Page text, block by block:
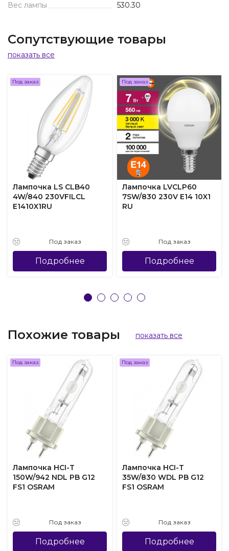
Вес лампы
530.30
Сопутствующие товары
показать все
Под заказ
Лампочка LS CLB40
4W/840 230VFILCL
E1410X1RU
Под заказ
Подробнее
Под заказ
Лампочка LVCLP60
7SW/830 230V E14 10X1
RU
Под заказ
Подробнее
Похожие товары показать все
Под заказ
Лампочка HCI-T
150W/942 NDL PB G12
FS1 OSRAM
Под заказ
Подробнее
Под заказ
Лампочка HCI-T
35W/830 WDL PB G12
FS1 OSRAM
Под заказ
Подробнее